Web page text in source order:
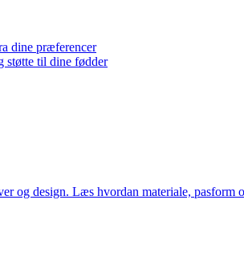
dine præferencer
støtte til dine fødder
og design. Læs hvordan materiale,